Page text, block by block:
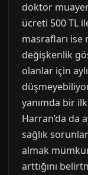
doktor
ücreti 500 TL
masrafları ise
değişkenlik
olanlar için
yanımda bir
Harran’da da
sağlık
almak
arttığını